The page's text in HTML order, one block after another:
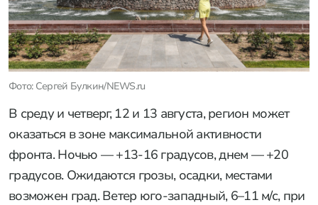
Фото: Сергей Булкин/NEWS.ru
В среду и четверг, 12 и 13 августа, регион может
оказаться в зоне максимальной активности
фронта. Ночью — +13-16 градусов, днем — +20
градусов. Ожидаются грозы, осадки, местами
возможен град. Ветер юго-западный, 6–11 м/с, при